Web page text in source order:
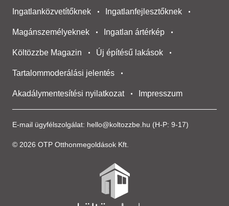
E-mail ügyfélszolgálat: hello@koltozzbe.hu (H-P: 9-17)
© 2026 OTP Otthonmegoldások Kft.
Ingatlanközvetítőknek Ingatlanfejlesztőknek
Magánszemélyeknek Ingatlan ártérkép
Költözzbe Magazin Új építésű lakások
Tartalommoderálási jelentés
Akadálymentesítési nyilatkozat Impresszum